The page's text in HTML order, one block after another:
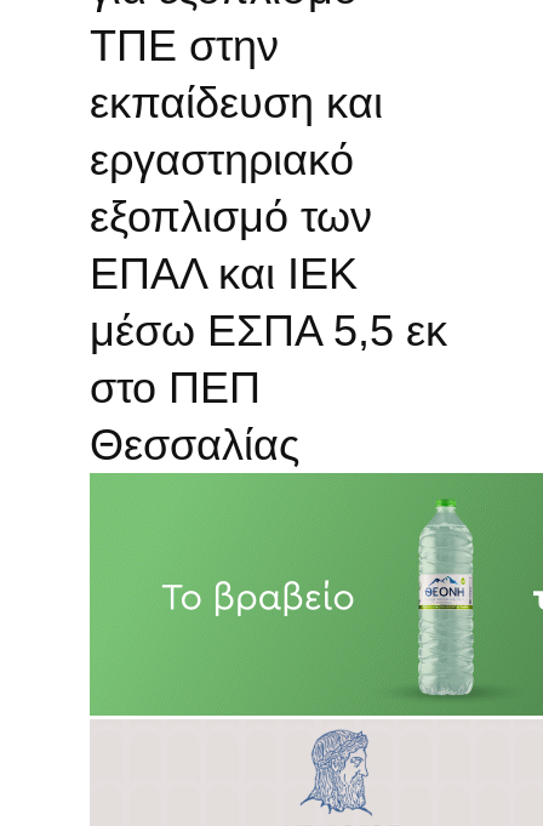
ΤΠΕ στην
εκπαίδευση και
εργαστηριακό
εξοπλισμό των
ΕΠΑΛ και ΙΕΚ
μέσω ΕΣΠΑ 5,5 εκ
στο ΠΕΠ
Θεσσαλίας